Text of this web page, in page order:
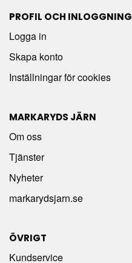
PROFIL OCH INLOGGNING
Logga in
Skapa konto
Inställningar för cookies
MARKARYDS JÄRN
Om oss
Tjänster
Nyheter
markarydsjarn.se
ÖVRIGT
Kundservice